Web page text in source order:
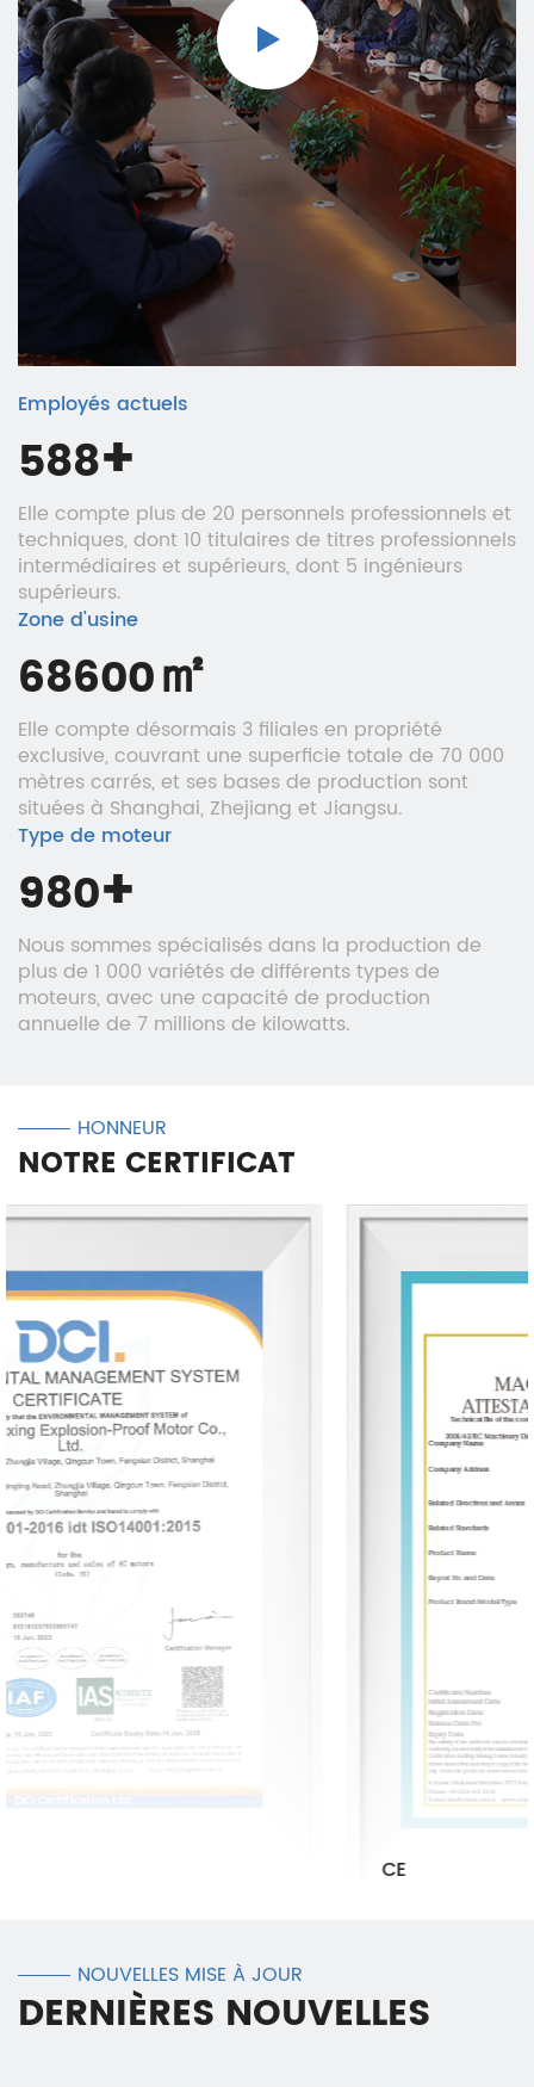
et à divers domaines, et à faire du moteur « Pinxing
» le fournisseur de solutions technologiques
automobiles et le fabricant de moteurs de
l'industrie automobile mondiale.
Employés actuels
600+
Elle compte plus de 20 personnels professionnels et
techniques, dont 10 titulaires de titres professionnels
intermédiaires et supérieurs, dont 5 ingénieurs
supérieurs.
Zone d'usine
70000㎡
Elle compte désormais 3 filiales en propriété
exclusive, couvrant une superficie totale de 70 000
mètres carrés, et ses bases de production sont
situées à Shanghai, Zhejiang et Jiangsu.
Type de moteur
1000+
Nous sommes spécialisés dans la production de
plus de 1 000 variétés de différents types de
moteurs, avec une capacité de production
annuelle de 7 millions de kilowatts.
HONNEUR
NOTRE CERTIFICAT
NOUVELLES MISE À JOUR
DERNIÈRES NOUVELLES